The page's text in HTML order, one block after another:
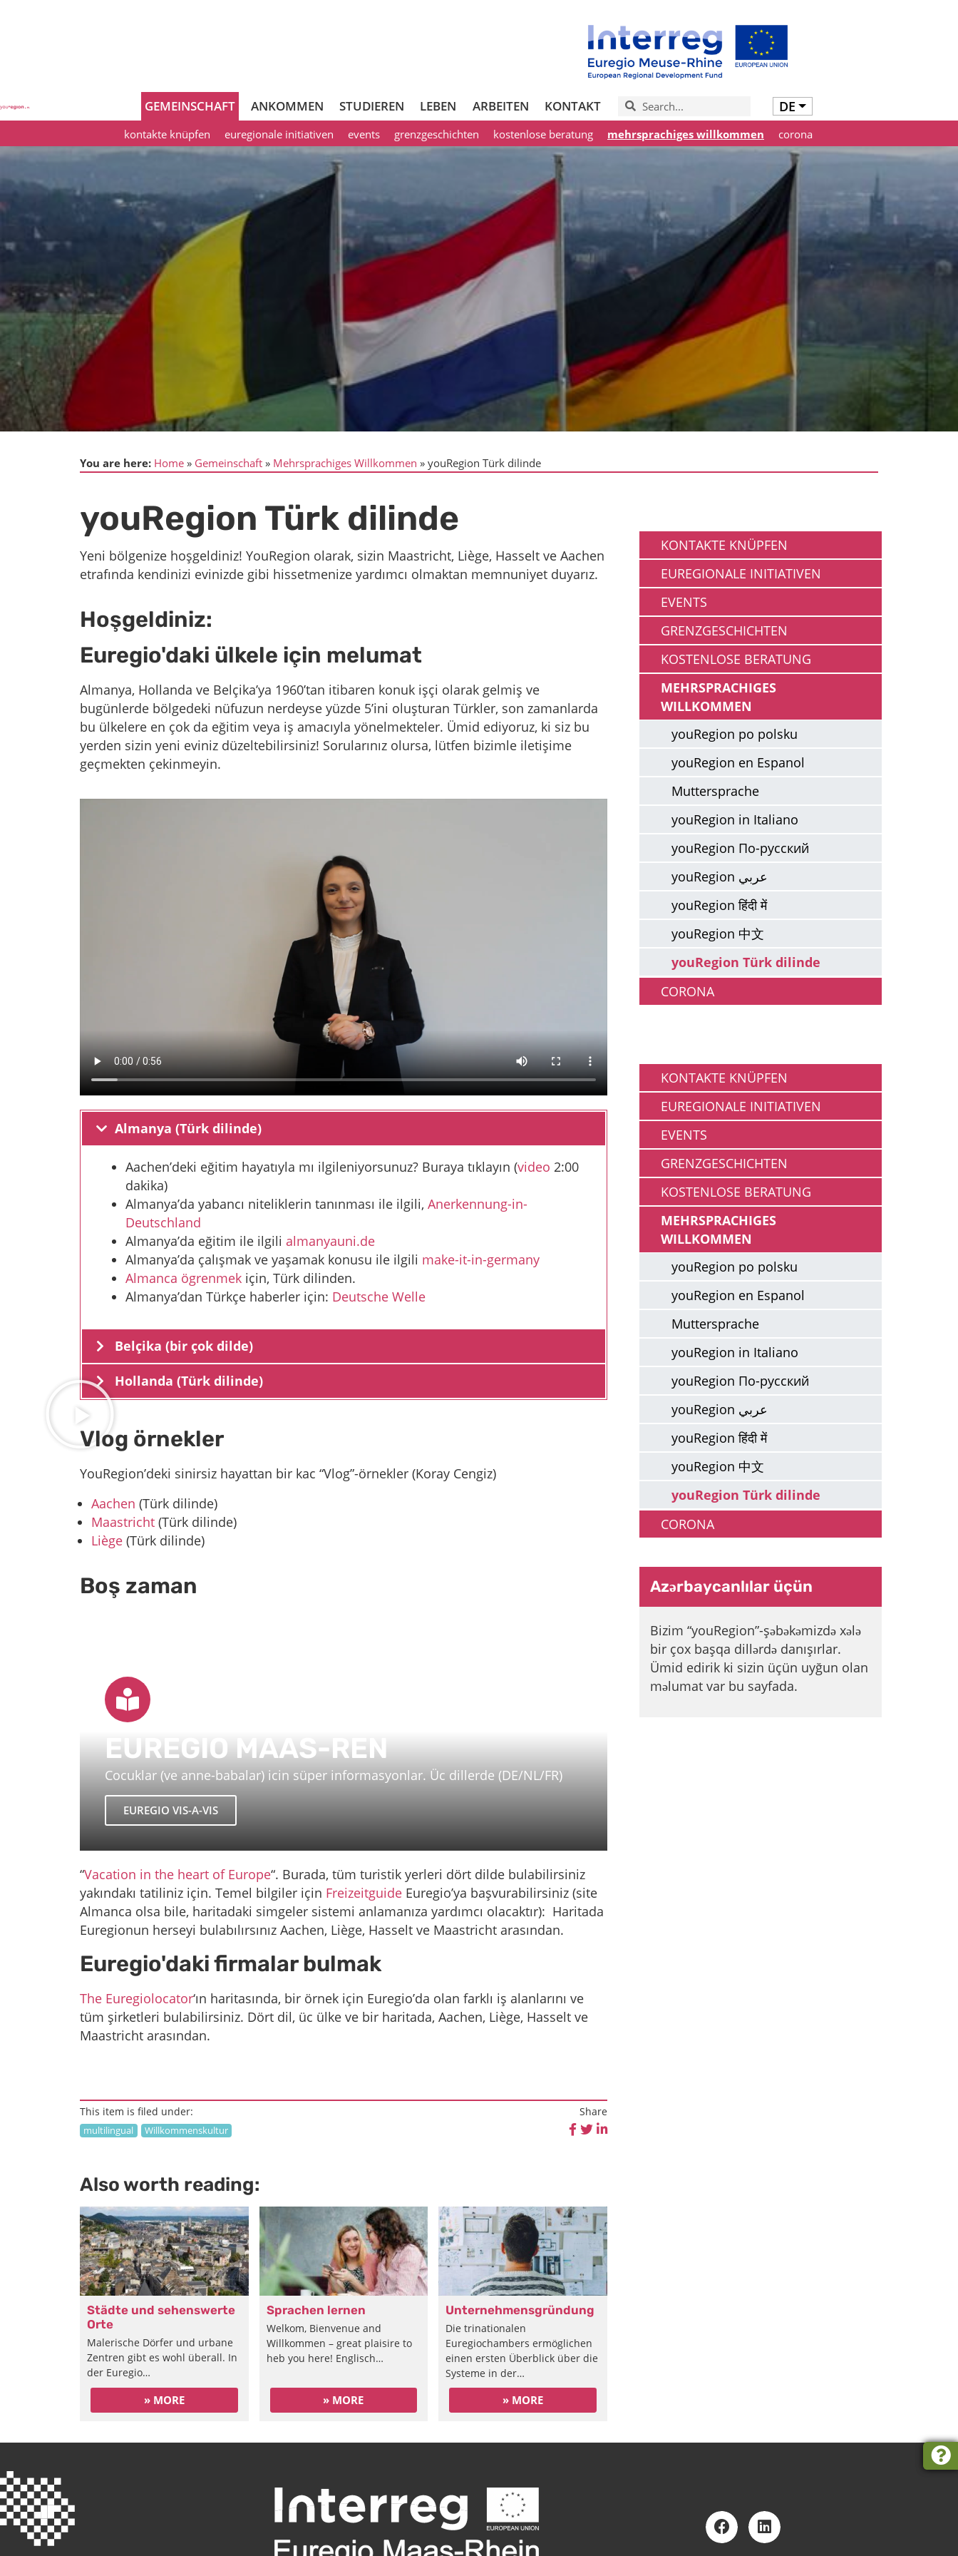
GEMEINSCHAFT ANKOMMEN STUDIEREN LEBEN ARBEITEN KONTAKT DE
kontakte knüpfen euregionale initiativen events grenzgeschichten kostenlose beratung mehrsprachiges willkommen corona
You are here: Home Gemeinschaft Mehrsprachiges Willkommen youRegion Türk dilinde
youRegion Türk dilinde
Yeni bölgenize hoşgeldiniz! YouRegion olarak, sizin Maastricht, Liège, Hasselt ve Aachen
etrafında kendinizi evinizde gibi hissetmenize yardımcı olmaktan memnuniyet duyarız.
Hoşgeldiniz:
Euregio'daki ülkele için melumat
Almanya, Hollanda ve Belçika’ya 1960’tan itibaren konuk işçi olarak gelmiş ve
bugünlerde bölgedeki nüfuzun nerdeyse yüzde 5’ini oluşturan Türkler, son zamanlarda
bu ülkelere en çok da eğitim veya iş amacıyla yönelmekteler. Ümid ediyoruz, ki siz bu
yerden sizin yeni eviniz düzeltebilirsiniz! Sorularınız olursa, lütfen bizimle iletişime
geçmekten çekinmeyin.
Almanya (Türk dilinde)
Aachen’deki eğitim hayatıyla mı ilgileniyorsunuz? Buraya tıklayın (video 2:00
dakika)
Almanya’da yabancı niteliklerin tanınması ile ilgili, Anerkennung-in-
Deutschland
Almanya’da eğitim ile ilgili almanyauni.de
Almanya’da çalışmak ve yaşamak konusu ile ilgili make-it-in-germany
Almanca ögrenmek için, Türk dilinden.
Almanya’dan Türkçe haberler için: Deutsche Welle
Belçika (bir çok dilde)
Hollanda (Türk dilinde)
Vlog örnekler
YouRegion’deki sinirsiz hayattan bir kac “Vlog”-örnekler (Koray Cengiz)
Aachen (Türk dilinde)
Maastricht (Türk dilinde)
Liège (Türk dilinde)
Boş zaman
EUREGIO MAAS-REN
Cocuklar (ve anne-babalar) icin süper informasyonlar. Üc dillerde (DE/NL/FR)
EUREGIO VIS-A-VIS
“Vacation in the heart of Europe“. Burada, tüm turistik yerleri dört dilde bulabilirsiniz
yakındakı tatiliniz için. Temel bilgiler için Freizeitguide Euregio’ya başvurabilirsiniz (site
Almanca olsa bile, haritadaki simgeler sistemi anlamanıza yardımcı olacaktır): Haritada
Euregionun herseyi bulabılırsınız Aachen, Liège, Hasselt ve Maastricht arasından.
Euregio'daki firmalar bulmak
The Euregiolocator‘ın haritasında, bir örnek için Euregio’da olan farklı iş alanlarını ve
tüm şirketleri bulabilirsiniz. Dört dil, üc ülke ve bir haritada, Aachen, Liège, Hasselt ve
Maastricht arasından.
This item is filed under:
multilingual Willkommenskultur
Share
Also worth reading:
Städte und sehenswerte
Orte
Malerische Dörfer und urbane
Zentren gibt es wohl überall. In
der Euregio…
» MORE
Sprachen lernen
Welkom, Bienvenue and
Willkommen – great plaisire to
heb you here! Englisch…
» MORE
Unternehmensgründung
Die trinationalen
Euregiochambers ermöglichen
einen ersten Überblick über die
Systeme in der…
» MORE
KONTAKTE KNÜPFEN
EUREGIONALE INITIATIVEN
EVENTS
GRENZGESCHICHTEN
KOSTENLOSE BERATUNG
MEHRSPRACHIGES
WILLKOMMEN
youRegion po polsku
youRegion en Espanol
Muttersprache
youRegion in Italiano
youRegion По-русский
youRegion عربي
youRegion हिंदी में
youRegion 中文
youRegion Türk dilinde
CORONA
KONTAKTE KNÜPFEN
EUREGIONALE INITIATIVEN
EVENTS
GRENZGESCHICHTEN
KOSTENLOSE BERATUNG
MEHRSPRACHIGES
WILLKOMMEN
youRegion po polsku
youRegion en Espanol
Muttersprache
youRegion in Italiano
youRegion По-русский
youRegion عربي
youRegion हिंदी में
youRegion 中文
youRegion Türk dilinde
CORONA
Azərbaycanlılar üçün
Bizim “youRegion”-şəbəkəmizdə xələ
bir çox başqa dillərdə danışırlar.
Ümid edirik ki sizin üçün uyğun olan
məlumat var bu sayfada.